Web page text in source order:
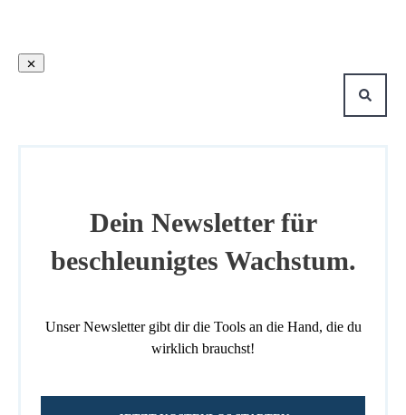
Dein Newsletter für
beschleunigtes Wachstum.
Unser Newsletter gibt dir die Tools an die Hand, die du
wirklich brauchst!